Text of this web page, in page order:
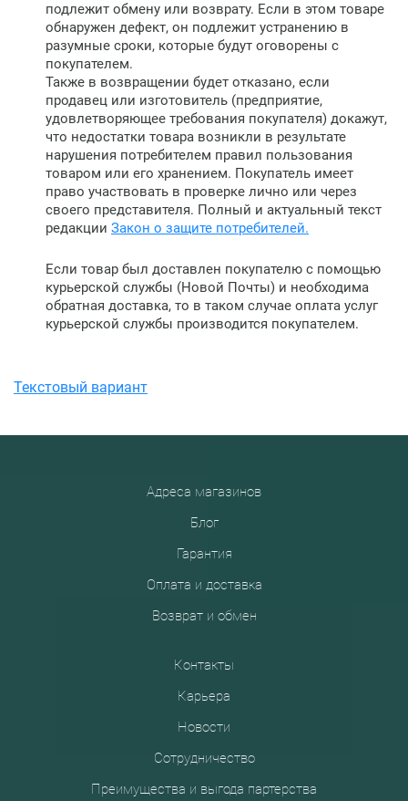
подлежит обмену или возврату. Если в этом товаре
обнаружен дефект, он подлежит устранению в
разумные сроки, которые будут оговорены с
покупателем.
Также в возвращении будет отказано, если
продавец или изготовитель (предприятие,
удовлетворяющее требования покупателя) докажут,
что недостатки товара возникли в результате
нарушения потребителем правил пользования
товаром или его хранением. Покупатель имеет
право участвовать в проверке лично или через
своего представителя. Полный и актуальный текст
редакции Закон о защите потребителей.
Если товар был доставлен покупателю с помощью
курьерской службы (Новой Почты) и необходима
обратная доставка, то в таком случае оплата услуг
курьерской службы производится покупателем.
Текстовый вариант
Адреса магазинов
Блог
Гарантия
Оплата и доставка
Возврат и обмен
Контакты
Карьера
Новости
Сотрудничество
Преимущества и выгода партерства